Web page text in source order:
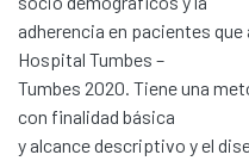
adherencia en pacientes que
Hospital Tumbes –
Tumbes 2020. Tiene una
con finalidad básica
y alcance descriptivo y el